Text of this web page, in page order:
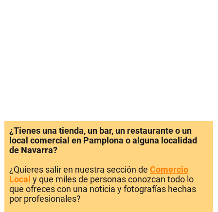
¿Tienes una tienda, un bar, un restaurante o un
local comercial en Pamplona o alguna localidad
de Navarra?
¿Quieres salir en nuestra sección de Comercio
Local y que miles de personas conozcan todo lo
que ofreces con una noticia y fotografías hechas
por profesionales?